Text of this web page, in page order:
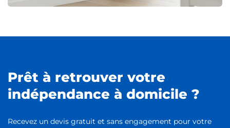
Prêt à retrouver votre
indépendance à domicile ?
Recevez un devis gratuit et sans engagement pour votre